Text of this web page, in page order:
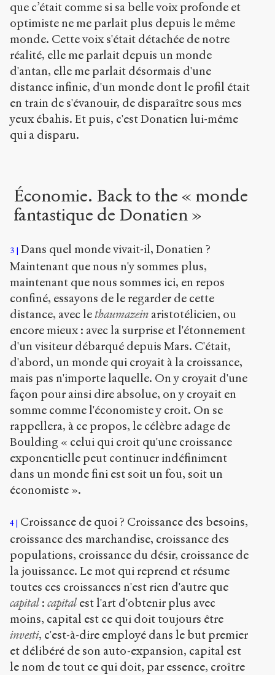
que c’était comme si sa belle voix profonde et
optimiste ne me parlait plus depuis le même
monde. Cette voix s'était détachée de notre
réalité, elle me parlait depuis un monde
d'antan, elle me parlait désormais d'une
distance infinie, d'un monde dont le profil était
en train de s'évanouir, de disparaître sous mes
yeux ébahis. Et puis, c'est Donatien lui-même
qui a disparu.
Économie. Back to the « monde
fantastique de Donatien »
3
Dans quel monde vivait-il, Donatien ?
Maintenant que nous n'y sommes plus,
maintenant que nous sommes ici, en repos
confiné, essayons de le regarder de cette
distance, avec lethaumazein aristotélicien, ou
encore mieux : avec la surprise et l'étonnement
d'un visiteur débarqué depuis Mars. C'était,
d'abord, un monde qui croyait à la croissance,
mais pas n'importe laquelle. On y croyait d'une
façon pour ainsi dire absolue, on y croyait en
somme comme l'économiste y croit. On se
rappellera, à ce propos, le célèbre adage de
Boulding « celui qui croit qu'une croissance
exponentielle peut continuer indéfiniment
dans un monde fini est soit un fou, soit un
économiste ».
4
Croissance de quoi ? Croissance des besoins,
croissance des marchandise, croissance des
populations, croissance du désir, croissance de
la jouissance. Le mot qui reprend et résume
toutes ces croissances n'est rien d'autre que
capital: capitalest l'art d'obtenir plus avec
moins, capital est ce qui doit toujours être
investi, c'est-à-dire employé dans le but premier
et délibéré de son auto-expansion, capital est
le nom de tout ce qui doit, par essence, croître